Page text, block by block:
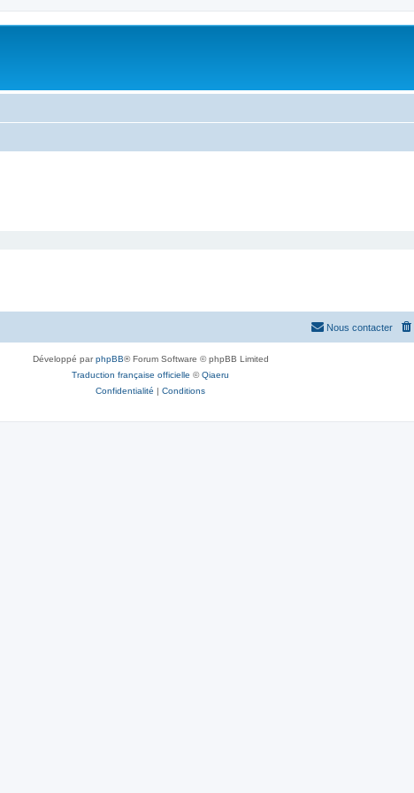
Nous contacter
Développé parphpBB® Forum Software © phpBB Limited
Traduction française officielle ©Qiaeru
Confidentialité | Conditions